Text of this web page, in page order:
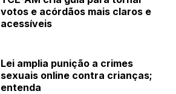
votos e acórdãos mais claros e
acessíveis
Lei amplia punição a crimes
sexuais online contra crianças;
entenda